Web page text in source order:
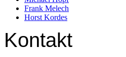
Frank Melech
Horst Kordes
Kontakt